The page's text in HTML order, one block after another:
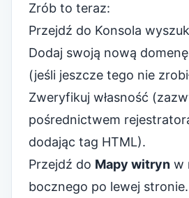
Zrób to teraz:
Przejdź do Konsola
Dodaj swoją nową domenę
(jeśli jeszcze tego nie
Zweryfikuj własność
pośrednictwem
dodając tag HTML).
Przejdź do Mapy witryn w
bocznego po lewej stronie.